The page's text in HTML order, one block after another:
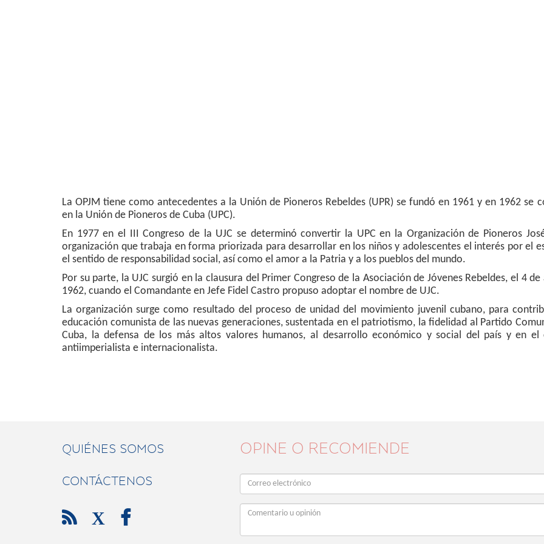
La OPJM tiene como antecedentes a la Unión de Pioneros Rebeldes (UPR) se fundó en 1961 y en 1962 se
en la Unión de Pioneros de Cuba (UPC).
En 1977 en el III Congreso de la UJC se determinó convertir la UPC en la Organización de Pioneros
organización que trabaja en forma priorizada para desarrollar en los niños y adolescentes el interés por el
el sentido de responsabilidad social, así como el amor a la Patria y a los pueblos del mundo.
Por su parte, la UJC surgió en la clausura del Primer Congreso de la Asociación de Jóvenes Rebeldes, el 4
1962, cuando el Comandante en Jefe Fidel Castro propuso adoptar el nombre de UJC.
La organización surge como resultado del proceso de unidad del movimiento juvenil cubano, para
educación comunista de las nuevas generaciones, sustentada en el patriotismo, la fidelidad al Partido
Cuba, la defensa de los más altos valores humanos, al desarrollo económico y social del país y en el
antiimperialista e internacionalista.
QUIÉNES SOMOS
CONTÁCTENOS
 X 
OPINE O RECOMIENDE